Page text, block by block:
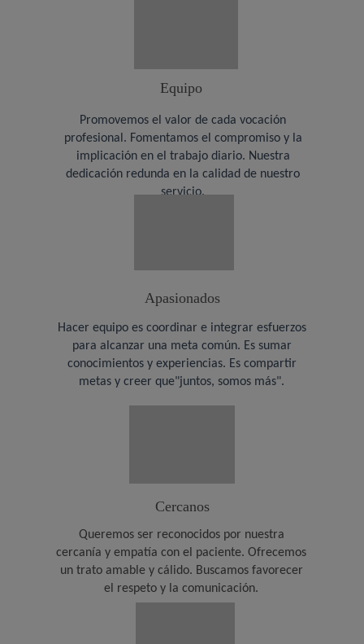
Cercanos
Equipo
Apasionados
Queremos ser reconocidos por nuestra
cercanía y empatía con el paciente. Ofrecemos
un trato amable y cálido. Buscamos favorecer
el respeto y la comunicación.
Hacer equipo es coordinar e integrar esfuerzos
para alcanzar una meta común. Es sumar
conocimientos y experiencias. Es compartir
metas y creer que"juntos, somos más".
Promovemos el valor de cada vocación
profesional. Fomentamos el compromiso y la
implicación en el trabajo diario. Nuestra
dedicación redunda en la calidad de nuestro
servicio.